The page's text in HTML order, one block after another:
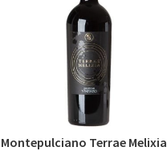
Montepulciano Terrae Melixia